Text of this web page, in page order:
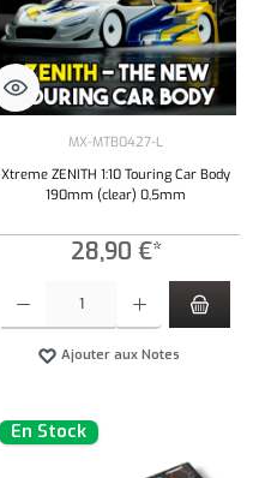
MX-MTB0427-L
Xtreme ZENITH 1:10 Touring Car Body
190mm (clear) 0,5mm
28,90 €*
Ajouter aux Notes
En Stock